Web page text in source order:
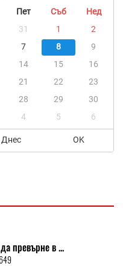
Пет Съб
Нед
31 1
2
7 8
9
14 15
16
21 22
23
28 29
30
4 5 6
Днес OK
превърне в ...
649